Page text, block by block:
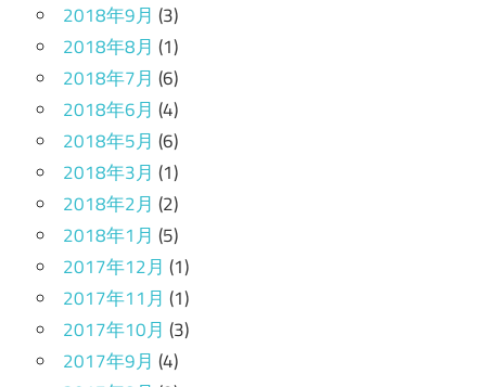
2018年9月 (3)
2018年8月 (1)
2018年7月 (6)
2018年6月 (4)
2018年5月 (6)
2018年3月 (1)
2018年2月 (2)
2018年1月 (5)
2017年12月 (1)
2017年11月 (1)
2017年10月 (3)
2017年9月 (4)